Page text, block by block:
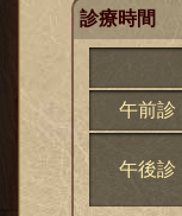
診療時間
午前診
午後診